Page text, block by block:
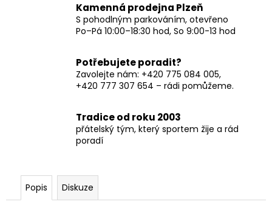
Kamenná prodejna Plzeň
S pohodlným parkováním, otevřeno
Po–Pá 10:00–18:30 hod, So 9:00-13 hod
Potřebujete poradit?
Zavolejte nám: +420 775 084 005,
+420 777 307 654 – rádi pomůžeme.
Tradice od roku 2003
přátelský tým, který sportem žije a rád
poradí
Popis Diskuze